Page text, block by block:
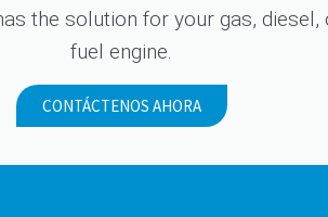
the solution for your gas, diesel,
fuel engine.
CONTÁCTENOS AHORA